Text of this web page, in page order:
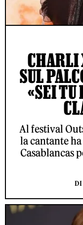
CHARLI
SUL
«SEI TU
Al festival
la cantante
Casablancas
DI